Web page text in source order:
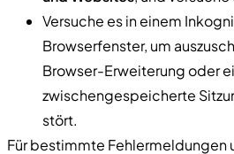
Versuche es in einem
Browserfenster, um
Browser-Erweiterung oder
zwischengespeicherte
stört.
Für bestimmte Fehlermeldungen